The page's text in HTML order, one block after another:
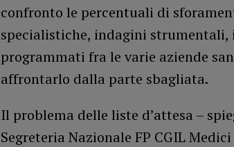
confronto le percentuali di
specialistiche, indagini
programmati fra le varie aziende
affrontarlo dalla parte sbagliata.
Il problema delle liste d’attesa –
Segreteria Nazionale FP CGIL